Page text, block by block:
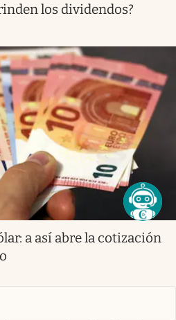
los dividendos?
a así abre la cotización